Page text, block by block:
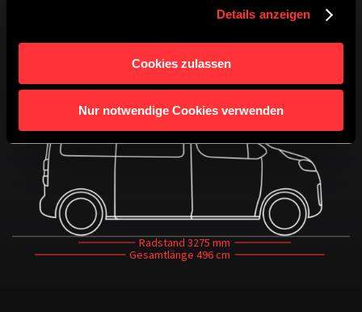
Details anzeigen
Cookies zulassen
Nur notwendige Cookies verwenden
Dach
Gesamthöhe
Radstand 3275 mm
Gesamtlänge 496 cm